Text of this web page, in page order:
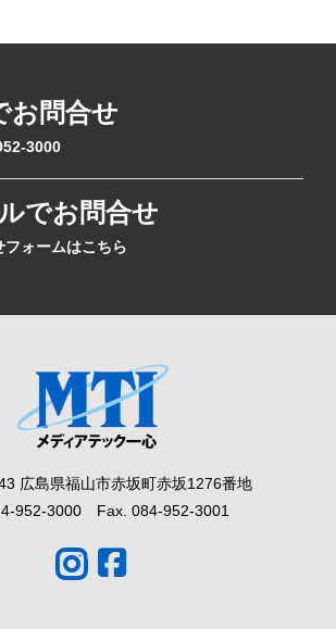
お問合せ
3000
でお問合せ
フォームはこちら
広島県福山市赤坂町赤坂1276番地
952-3000 Fax. 084-952-3001